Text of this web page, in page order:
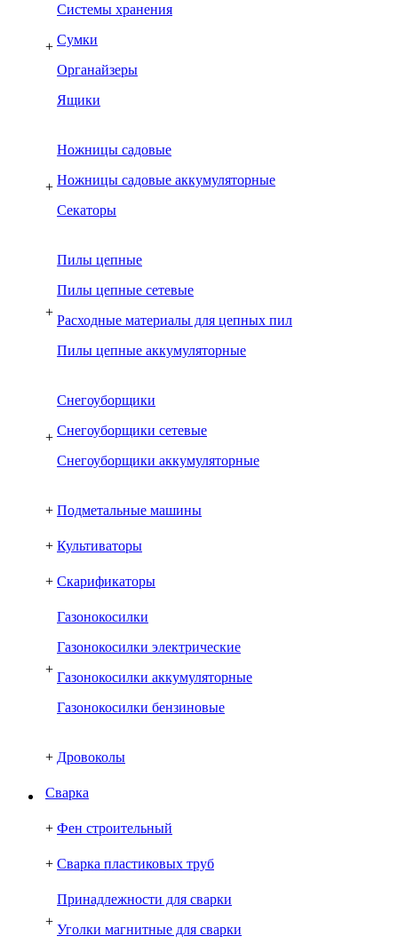
+
Системы хранения
Сумки
Органайзеры
Ящики
+
Ножницы садовые
Ножницы садовые аккумуляторные
Секаторы
+
Пилы цепные
Пилы цепные сетевые
Расходные материалы для цепных пил
Пилы цепные аккумуляторные
+
Снегоуборщики
Снегоуборщики сетевые
Снегоуборщики аккумуляторные
+ Подметальные машины
+ Культиваторы
+ Скарификаторы
+
Газонокосилки
Газонокосилки электрические
Газонокосилки аккумуляторные
Газонокосилки бензиновые
+ Дровоколы
Сварка
+ Фен строительный
+ Сварка пластиковых труб
+
Принадлежности для сварки
Уголки магнитные для сварки